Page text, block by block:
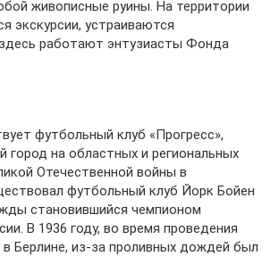
живописные руины. На территории
экскурсии, устраиваются
работают энтузиасты Фонда
футбольный клуб «Прогресс»,
город на областных и региональных
Отечественной войны в
футбольный клуб Йорк Бойен
становившийся чемпионом
В 1936 году, во время проведения
в Берлине, из-за проливных дождей был